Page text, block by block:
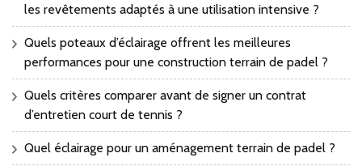
les revêtements adaptés à une utilisation intensive ?
Quels poteaux d’éclairage offrent les meilleures
performances pour une construction terrain de padel ?
Quels critères comparer avant de signer un contrat
d’entretien court de tennis ?
Quel éclairage pour un aménagement terrain de padel ?